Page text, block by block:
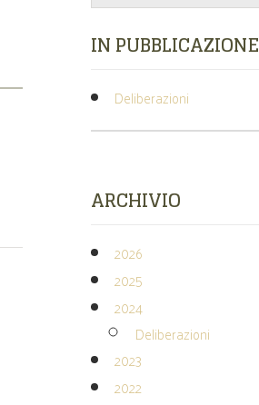
IN PUBBLICAZIONE
Deliberazioni
ARCHIVIO
2026
2025
2024
Deliberazioni
2023
2022